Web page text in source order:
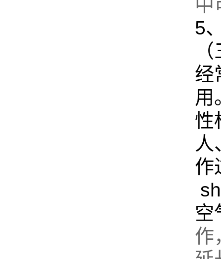
中
5
经
用
性
人
作
空
作